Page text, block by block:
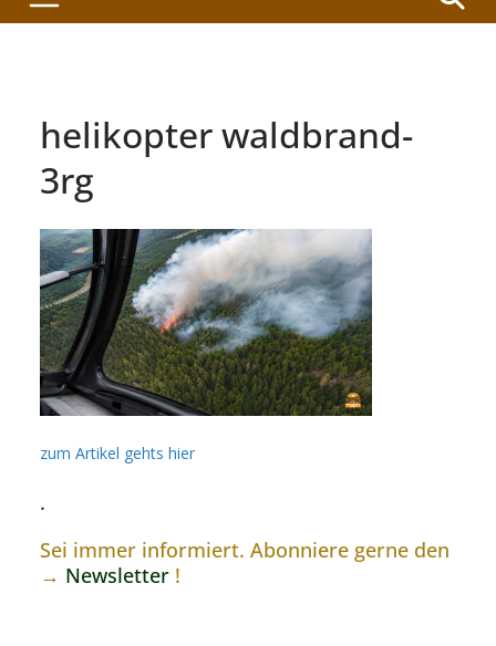
helikopter waldbrand-
3rg
zum Artikel gehts hier
.
Sei immer informiert. Abonniere gerne den
→ Newsletter !